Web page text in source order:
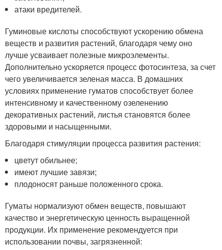
атаки вредителей.
Гуминовые кислоты способствуют ускорению обмена
веществ и развития растений, благодаря чему оно
лучше усваивает полезные микроэлементы.
Дополнительно ускоряется процесс фотосинтеза, за счет
чего увеличивается зеленая масса. В домашних
условиях применение гуматов способствует более
интенсивному и качественному озеленению
декоративных растений, листья становятся более
здоровыми и насыщенными.
Благодаря стимуляции процесса развития растения:
цветут обильнее;
имеют лучшие завязи;
плодоносят раньше положенного срока.
Гуматы нормализуют обмен веществ, повышают
качество и энергетическую ценность выращенной
продукции. Их применение рекомендуется при
использовании почвы, загрязненной: